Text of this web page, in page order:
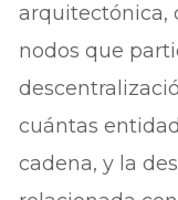
arquitectónica,
nodos que
cuántas
cadena, y la